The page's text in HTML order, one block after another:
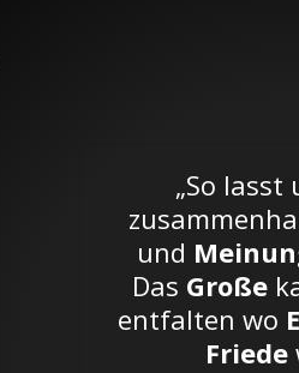
„So lasst
und
Das Große
entfalten wo
Friede